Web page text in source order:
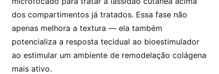
dos compartimentos já tratados. Essa fase não
apenas melhora a textura — ela também
potencializa a resposta tecidual ao bioestimulador
ao estimular um ambiente de remodelação colágena
mais ativo.